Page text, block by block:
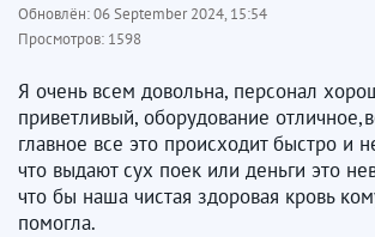
Обновлён:06 September 2024, 15:54
Просмотров: 1598
Я очень всем довольна, персонал
приветливый, оборудование
главное все это происходит быстро и
что выдают сух поек или деньги это
что бы наша чистая здоровая кровь
помогла.